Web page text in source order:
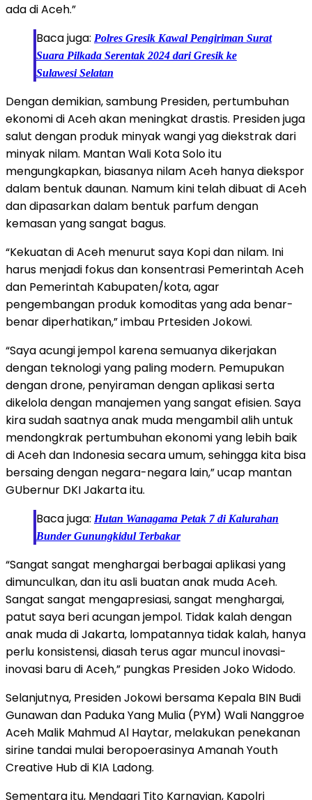
ada di Aceh.”
Baca juga: Polres Gresik Kawal Pengiriman Surat
Suara Pilkada Serentak 2024 dari Gresik ke
Sulawesi Selatan
Dengan demikian, sambung Presiden, pertumbuhan
ekonomi di Aceh akan meningkat drastis. Presiden juga
salut dengan produk minyak wangi yag diekstrak dari
minyak nilam. Mantan Wali Kota Solo itu
mengungkapkan, biasanya nilam Aceh hanya diekspor
dalam bentuk daunan. Namum kini telah dibuat di Aceh
dan dipasarkan dalam bentuk parfum dengan
kemasan yang sangat bagus.
“Kekuatan di Aceh menurut saya Kopi dan nilam. Ini
harus menjadi fokus dan konsentrasi Pemerintah Aceh
dan Pemerintah Kabupaten/kota, agar
pengembangan produk komoditas yang ada benar-
benar diperhatikan,” imbau Prtesiden Jokowi.
“Saya acungi jempol karena semuanya dikerjakan
dengan teknologi yang paling modern. Pemupukan
dengan drone, penyiraman dengan aplikasi serta
dikelola dengan manajemen yang sangat efisien. Saya
kira sudah saatnya anak muda mengambil alih untuk
mendongkrak pertumbuhan ekonomi yang lebih baik
di Aceh dan Indonesia secara umum, sehingga kita bisa
bersaing dengan negara-negara lain,” ucap mantan
GUbernur DKI Jakarta itu.
Baca juga: Hutan Wanagama Petak 7 di Kalurahan
Bunder Gunungkidul Terbakar
“Sangat sangat menghargai berbagai aplikasi yang
dimunculkan, dan itu asli buatan anak muda Aceh.
Sangat sangat mengapresiasi, sangat menghargai,
patut saya beri acungan jempol. Tidak kalah dengan
anak muda di Jakarta, lompatannya tidak kalah, hanya
perlu konsistensi, diasah terus agar muncul inovasi-
inovasi baru di Aceh,” pungkas Presiden Joko Widodo.
Selanjutnya, Presiden Jokowi bersama Kepala BIN Budi
Gunawan dan Paduka Yang Mulia (PYM) Wali Nanggroe
Aceh Malik Mahmud Al Haytar, melakukan penekanan
sirine tandai mulai beropoerasinya Amanah Youth
Creative Hub di KIA Ladong.
Sementara itu, Mendagri Tito Karnavian, Kapolri